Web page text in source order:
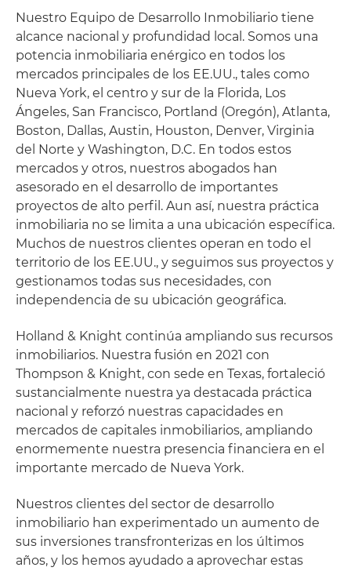
Nuestro Equipo de Desarrollo Inmobiliario tiene
alcance nacional y profundidad local. Somos una
potencia inmobiliaria enérgico en todos los
mercados principales de los EE.UU., tales como
Nueva York, el centro y sur de la Florida, Los
Ángeles, San Francisco, Portland (Oregón), Atlanta,
Boston, Dallas, Austin, Houston, Denver, Virginia
del Norte y Washington, D.C. En todos estos
mercados y otros, nuestros abogados han
asesorado en el desarrollo de importantes
proyectos de alto perfil. Aun así, nuestra práctica
inmobiliaria no se limita a una ubicación específica.
Muchos de nuestros clientes operan en todo el
territorio de los EE.UU., y seguimos sus proyectos y
gestionamos todas sus necesidades, con
independencia de su ubicación geográfica.
Holland & Knight continúa ampliando sus recursos
inmobiliarios. Nuestra fusión en 2021 con
Thompson & Knight, con sede en Texas, fortaleció
sustancialmente nuestra ya destacada práctica
nacional y reforzó nuestras capacidades en
mercados de capitales inmobiliarios, ampliando
enormemente nuestra presencia financiera en el
importante mercado de Nueva York.
Nuestros clientes del sector de desarrollo
inmobiliario han experimentado un aumento de
sus inversiones transfronterizas en los últimos
años, y los hemos ayudado a aprovechar estas